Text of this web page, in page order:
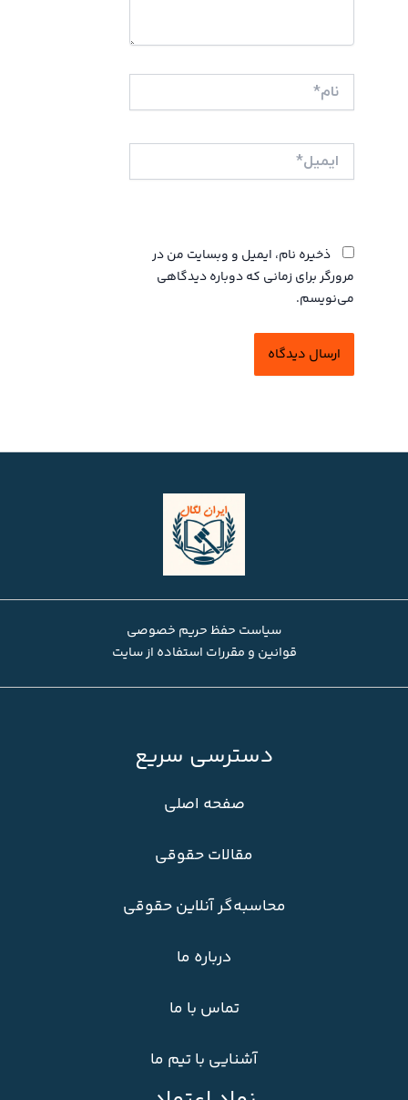
نام*
ایمیل*
ذخیره نام، ایمیل و وبسایت من در
مرورگر برای زمانی که دوباره دیدگاهی
می‌نویسم.
سیاست حفظ حریم خصوصی
قوانین و مقررات استفاده از سایت
دسترسی سریع
صفحه اصلی
مقالات حقوقی
محاسبه‌گر آنلاین حقوقی
درباره ما
تماس با ما
آشنایی با تیم ما